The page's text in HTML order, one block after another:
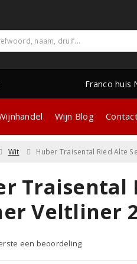
Franco huis
Wijn Blog
Wit Huber Traisental Ried Alte
Traisental
Veltliner
een beoordeling